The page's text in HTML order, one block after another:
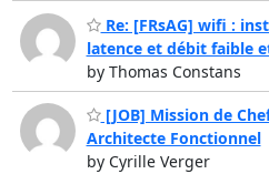
Re: [FRsAG] wifi :
latence et débit faible
by Thomas Constans
[JOB] Mission de
Architecte Fonctionnel
by Cyrille Verger